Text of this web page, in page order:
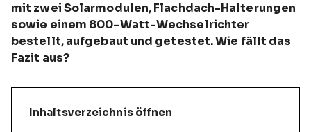
mit zwei Solarmodulen, Flachdach-Halterungen
sowie einem 800-Watt-Wechselrichter
bestellt, aufgebaut und getestet. Wie fällt das
Fazit aus?
Inhaltsverzeichnis öffnen